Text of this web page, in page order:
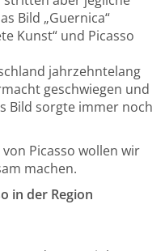
Bild „Guernica“
Kunst“ und Picasso
jahrzehntelang
geschwiegen und
Bild sorgte immer noch
Picasso wollen wir
machen.
in der Region